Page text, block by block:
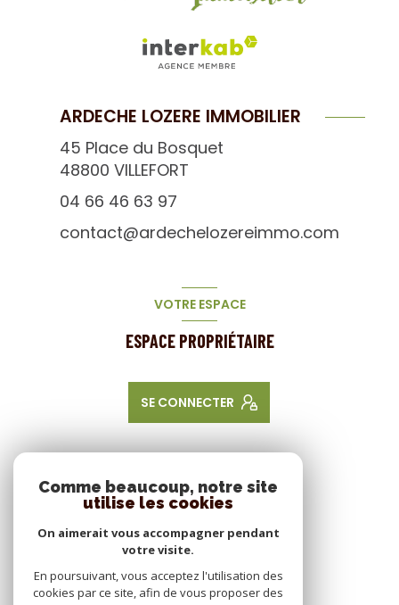
ARDECHE LOZERE IMMOBILIER
45 Place du Bosquet
48800 VILLEFORT
04 66 46 63 97
contact@ardechelozereimmo.com
VOTRE ESPACE
ESPACE PROPRIÉTAIRE
SE CONNECTER
NOUS SUIVRE
Comme beaucoup, notre site
utilise les cookies
On aimerait vous accompagner pendant
votre visite.
En poursuivant, vous acceptez l'utilisation des
cookies par ce site, afin de vous proposer des